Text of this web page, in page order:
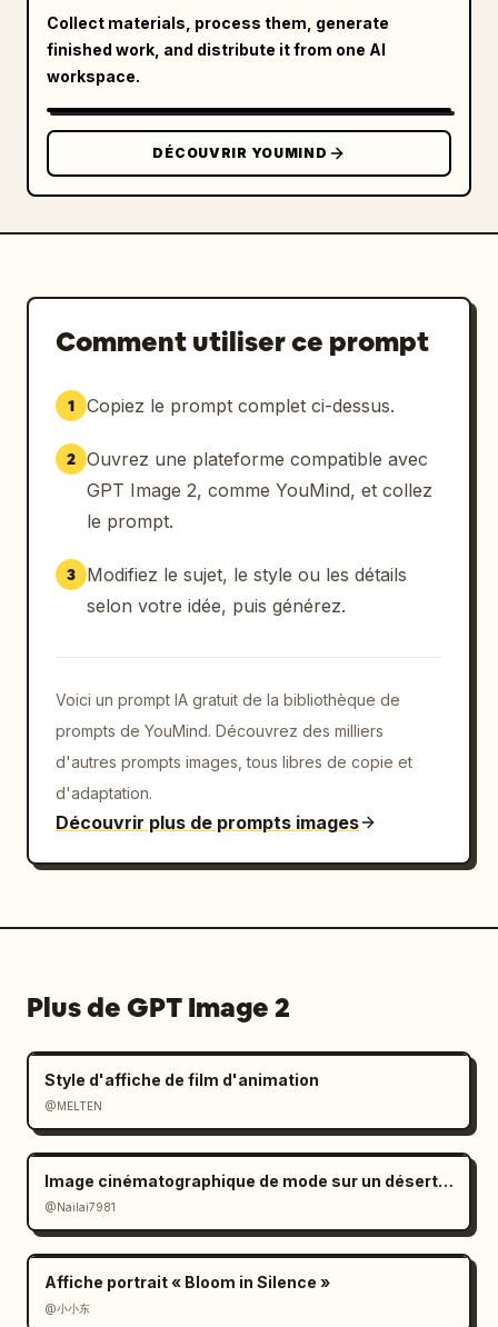
Collect materials, process them, generate
finished work, and distribute it from one AI
workspace.
DÉCOUVRIR YOUMIND
Comment utiliser ce prompt
1 Copiez le prompt complet ci-dessus.
2 Ouvrez une plateforme compatible avec
GPT Image 2, comme YouMind, et collez
le prompt.
3
Modifiez le sujet, le style ou les détails
selon votre idée, puis générez.
Voici un prompt IA gratuit de la bibliothèque de
prompts de YouMind. Découvrez des milliers
d'autres prompts images, tous libres de copie et
d'adaptation.
Découvrir plus de prompts images
Plus de GPT Image 2
Style d'affiche de film d'animation
@MELTEN
Image cinématographique de mode sur un désert de sel à l'ambiance mélancolique
@Nailai7981
Affiche portrait « Bloom in Silence »
@小小东